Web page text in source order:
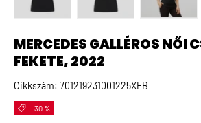
MERCEDES GALLÉROS NŐI
FEKETE, 2022
Cikkszám: 701219231001225XFB
- 30 %